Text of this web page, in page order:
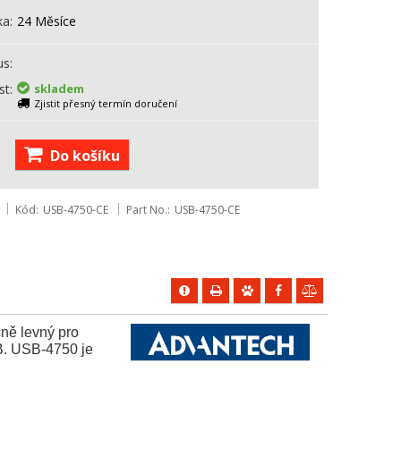
24 Měsíce
skladem
Zjistit přesný termín doručení
Do košíku
Kód USB-4750-CE Part No. USB-4750-CE
levný pro
USB-4750 je